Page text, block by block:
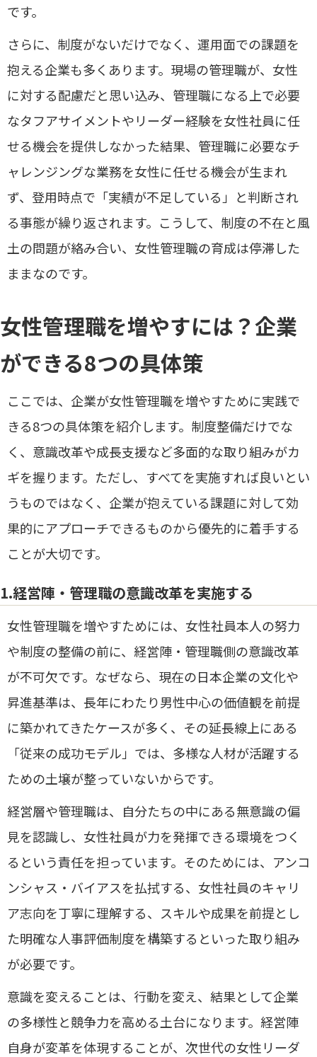
です。
さらに、制度がないだけでなく、運用面での課題を
抱える企業も多くあります。現場の管理職が、女性
に対する配慮だと思い込み、管理職になる上で必要
なタフアサイメントやリーダー経験を女性社員に任
せる機会を提供しなかった結果、管理職に必要なチ
ャレンジングな業務を女性に任せる機会が生まれ
ず、登用時点で「実績が不足している」と判断され
る事態が繰り返されます。こうして、制度の不在と風
土の問題が絡み合い、女性管理職の育成は停滞した
ままなのです。
女性管理職を増やすには？企業
ができる8つの具体策
ここでは、企業が女性管理職を増やすために実践で
きる8つの具体策を紹介します。制度整備だけでな
く、意識改革や成長支援など多面的な取り組みがカ
ギを握ります。ただし、すべてを実施すれば良いとい
うものではなく、企業が抱えている課題に対して効
果的にアプローチできるものから優先的に着手する
ことが大切です。
1.経営陣・管理職の意識改革を実施する
女性管理職を増やすためには、女性社員本人の努力
や制度の整備の前に、経営陣・管理職側の意識改革
が不可欠です。なぜなら、現在の日本企業の文化や
昇進基準は、長年にわたり男性中心の価値観を前提
に築かれてきたケースが多く、その延長線上にある
「従来の成功モデル」では、多様な人材が活躍する
ための土壌が整っていないからです。
経営層や管理職は、自分たちの中にある無意識の偏
見を認識し、女性社員が力を発揮できる環境をつく
るという責任を担っています。そのためには、アンコ
ンシャス・バイアスを払拭する、女性社員のキャリ
ア志向を丁寧に理解する、スキルや成果を前提とし
た明確な人事評価制度を構築するといった取り組み
が必要です。
意識を変えることは、行動を変え、結果として企業
の多様性と競争力を高める土台になります。経営陣
自身が変革を体現することが、次世代の女性リーダ